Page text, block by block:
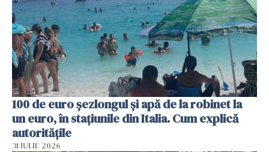
100 de euro șezlongul și apă de la robinet la
un euro, în stațiunile din Italia. Cum explică
autoritățile
31 IULIE 2026